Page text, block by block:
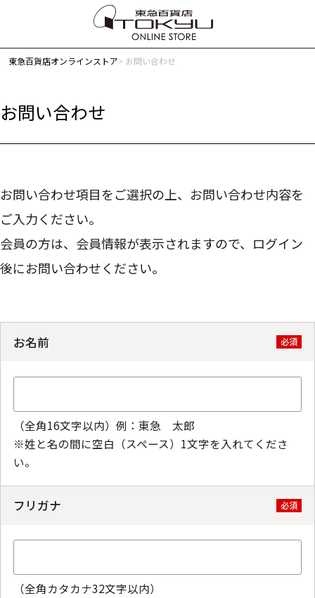
東急百貨店オンラインストア お問い合わせ
お問い合わせ
お問い合わせ項目をご選択の上、お問い合わせ内容を
ご入力ください。
会員の方は、会員情報が表示されますので、ログイン
後にお問い合わせください。
お名前 必須
（全角16文字以内）例：東急 太郎
※姓と名の間に空白（スペース）1文字を入れてくださ
い。
フリガナ 必須
（全角カタカナ32文字以内）